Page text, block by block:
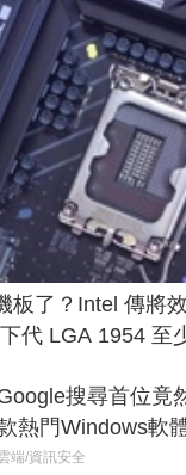
板了？Intel 傳將
代 LGA 1954 至
搜尋首位竟
熱門Windows軟
機
端/資訊安全